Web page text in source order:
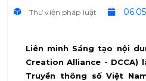
Thư viện pháp luật
Liên minh Sáng tạo nội
Creation Alliance - DCCA)
Truyền thông số Việt